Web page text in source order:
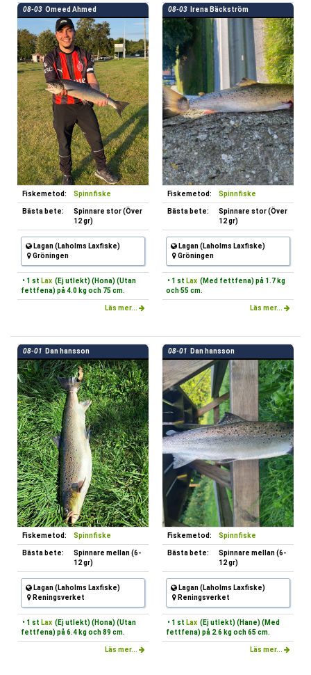
08-03 Omeed Ahmed
Fiskemetod: Spinnfiske
Bästa bete:
Spinnare stor (Över
12 gr)
Lagan (Laholms Laxfiske)
Gröningen
• 1 st Lax (Ej utlekt) (Hona) (Utan
fettfena) på 4.0 kg och 75 cm.
Läs mer...
08-03 Irena Bäckström
Fiskemetod: Spinnfiske
Bästa bete:
Spinnare stor (Över
12 gr)
Lagan (Laholms Laxfiske)
Gröningen
• 1 st Lax (Med fettfena) på 1.7 kg
och 55 cm.
Läs mer...
08-01 Dan hansson
Fiskemetod: Spinnfiske
Bästa bete:
Spinnare mellan (6-
12 gr)
Lagan (Laholms Laxfiske)
Reningsverket
• 1 st Lax (Ej utlekt) (Hona) (Utan
fettfena) på 6.4 kg och 89 cm.
Läs mer...
08-01 Dan hansson
Fiskemetod: Spinnfiske
Bästa bete:
Spinnare mellan (6-
12 gr)
Lagan (Laholms Laxfiske)
Reningsverket
• 1 st Lax (Ej utlekt) (Hane) (Med
fettfena) på 2.6 kg och 65 cm.
Läs mer...